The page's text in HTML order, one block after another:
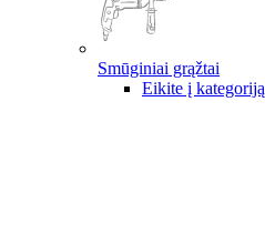
Smūginiai grąžtai
Eikite į kategoriją